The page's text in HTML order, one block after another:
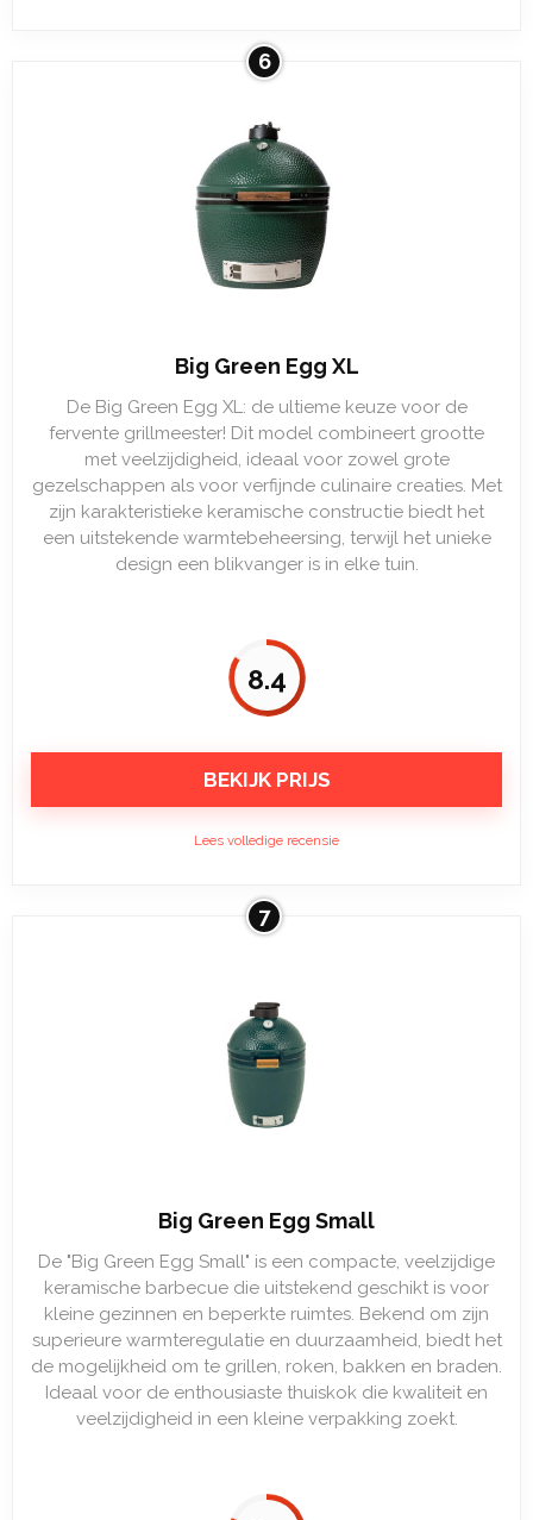
6
Big Green Egg XL
De Big Green Egg XL: de ultieme keuze voor de
fervente grillmeester! Dit model combineert grootte
met veelzijdigheid, ideaal voor zowel grote
gezelschappen als voor verfijnde culinaire creaties. Met
zijn karakteristieke keramische constructie biedt het
een uitstekende warmtebeheersing, terwijl het unieke
design een blikvanger is in elke tuin.
8.4
BEKIJK PRIJS
Lees volledige recensie
7
Big Green Egg Small
De "Big Green Egg Small" is een compacte, veelzijdige
keramische barbecue die uitstekend geschikt is voor
kleine gezinnen en beperkte ruimtes. Bekend om zijn
superieure warmteregulatie en duurzaamheid, biedt het
de mogelijkheid om te grillen, roken, bakken en braden.
Ideaal voor de enthousiaste thuiskok die kwaliteit en
veelzijdigheid in een kleine verpakking zoekt.